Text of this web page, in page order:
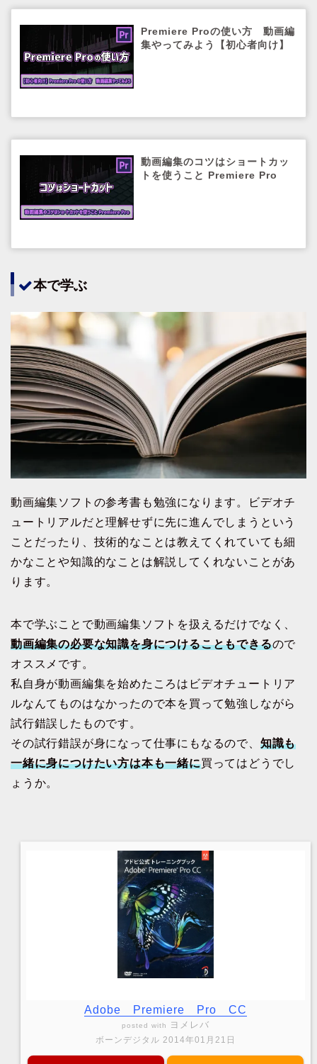
Premiere Proの使い方 動画編
集やってみよう【初心者向け】
動画編集のコツはショートカッ
トを使うこと Premiere Pro
本で学ぶ
動画編集ソフトの参考書も勉強になります。ビデオチ
ュートリアルだと理解せずに先に進んでしまうという
ことだったり、技術的なことは教えてくれていても細
かなことや知識的なことは解説してくれないことがあ
ります。
本で学ぶことで動画編集ソフトを扱えるだけでなく、
動画編集の必要な知識を身につけることもできるので
オススメです。
私自身が動画編集を始めたころはビデオチュートリア
ルなんてものはなかったので本を買って勉強しながら
試行錯誤したものです。
その試行錯誤が身になって仕事にもなるので、 知識も
一緒に身につけたい方は本も一緒に買ってはどうでし
ょうか。
Adobe Premiere Pro CC
posted with ヨメレバ
ボーンデジタル 2014年01月21日